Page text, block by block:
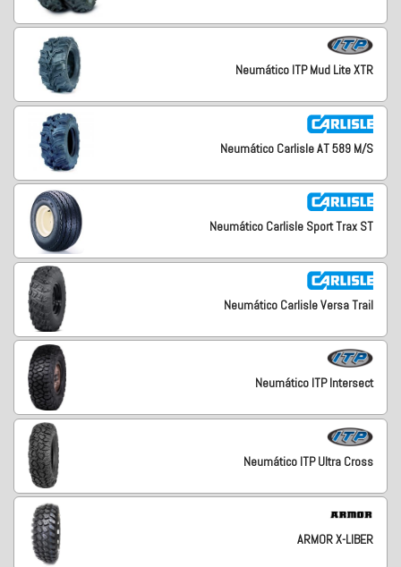
Neumático ITP Mud Lite XTR
Neumático Carlisle AT 589 M/S
Neumático Carlisle Sport Trax ST
Neumático Carlisle Versa Trail
Neumático ITP Intersect
Neumático ITP Ultra Cross
ARMOR X-LIBER